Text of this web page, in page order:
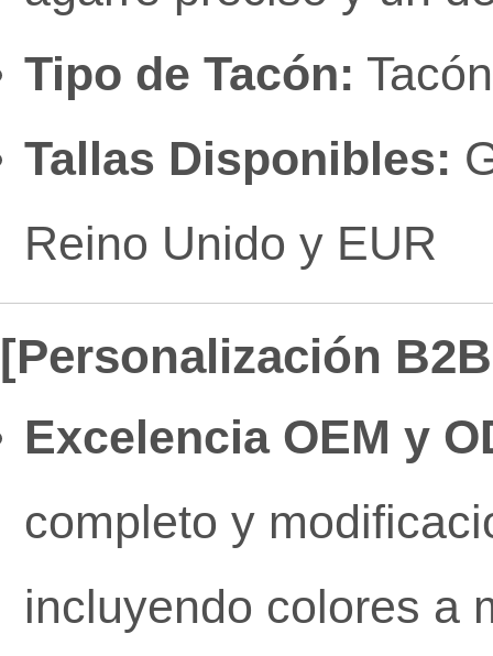
Tipo de Tacón:
Tallas Disponibles:
Reino Unido y EUR
[Personalización
Excelencia OEM y
completo y
incluyendo colores a